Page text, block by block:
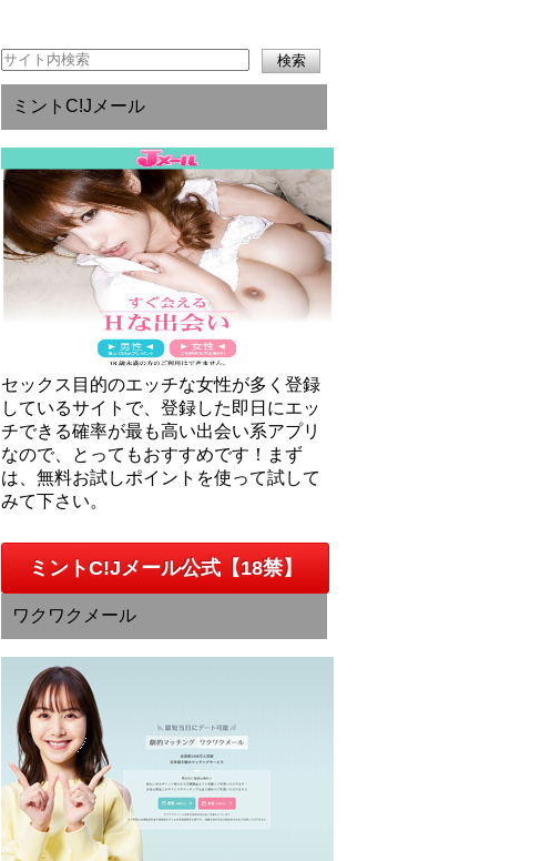
ミントC!Jメール
セックス目的のエッチな女性が多く登録
しているサイトで、登録した即日にエッ
チできる確率が最も高い出会い系アプリ
なので、とってもおすすめです！まず
は、無料お試しポイントを使って試して
みて下さい。
ミントC!Jメール公式【18禁】
ワクワクメール